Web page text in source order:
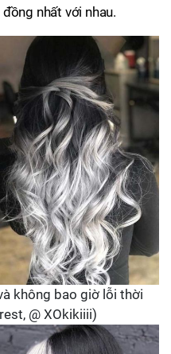
nhất với nhau.
không bao giờ lỗi thời
@ XOkikiiii)